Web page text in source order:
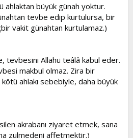
ahlaktan büyük günah yoktur.
tevbe edip kurtulursa, bir
vakit günahtan kurtulamaz.)
tevbesini Allahü teâlâ kabul eder.
makbul olmaz. Zira bir
ahlakı sebebiyle, daha büyük
akrabanı ziyaret etmek, sana
zulmedeni affetmektir.)